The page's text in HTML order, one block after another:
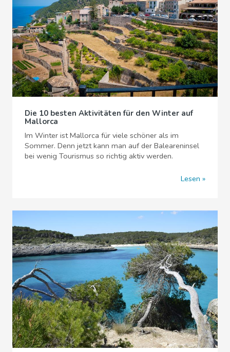
Die 10 besten Aktivitäten für den Winter auf
Mallorca
Im Winter ist Mallorca für viele schöner als im
Sommer. Denn jetzt kann man auf der Baleareninsel
bei wenig Tourismus so richtig aktiv werden.
Lesen